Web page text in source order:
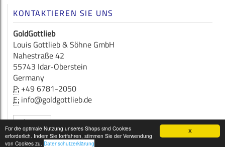
X
Für die optimale Nutzung unseres Shops sind Cookies
erforderlich. Indem Sie fortfahren, stimmen Sie der Verwendung
von Cookies zu. Datenschutzerklärung
KONTAKTIEREN SIE UNS
GoldGottlieb
Louis Gottlieb & Söhne GmbH
Nahestraße 42
55743 Idar-Oberstein
Germany
P: +49 6781-2050
E: info@goldgottlieb.de
Kontakt
Copyright © 2026 GoldGottlieb